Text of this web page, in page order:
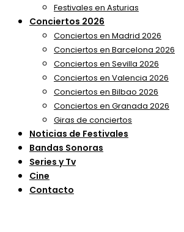
Festivales en Asturias
Conciertos 2026
Conciertos en Madrid 2026
Conciertos en Barcelona 2026
Conciertos en Sevilla 2026
Conciertos en Valencia 2026
Conciertos en Bilbao 2026
Conciertos en Granada 2026
Giras de conciertos
Noticias de Festivales
Bandas Sonoras
Series y Tv
Cine
Contacto